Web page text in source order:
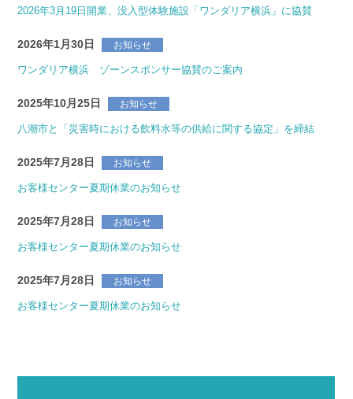
2026年3月19日開業、没入型体験施設「ワンダリア横浜」に協賛
2026年1月30日 お知らせ
ワンダリア横浜 ゾーンスポンサー協賛のご案内
2025年10月25日 お知らせ
八潮市と「災害時における飲料水等の供給に関する協定」を締結
2025年7月28日 お知らせ
お客様センター夏期休業のお知らせ
2025年7月28日 お知らせ
お客様センター夏期休業のお知らせ
2025年7月28日 お知らせ
お客様センター夏期休業のお知らせ